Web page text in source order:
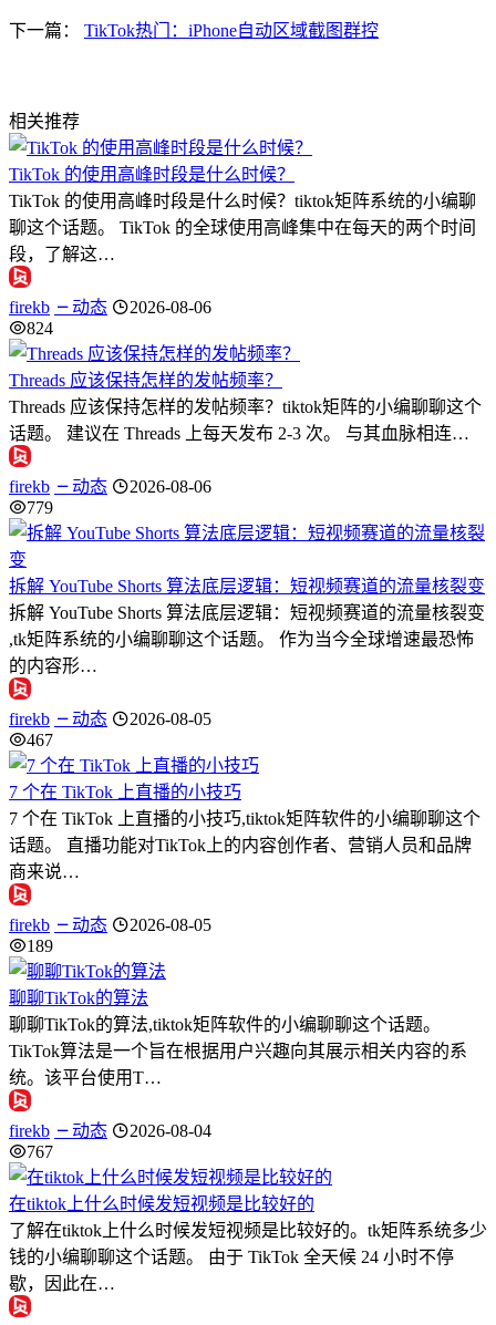
下一篇： TikTok热门：iPhone自动区域截图群控
相关推荐
TikTok 的使用高峰时段是什么时候？
TikTok 的使用高峰时段是什么时候？tiktok矩阵系统的小编聊
聊这个话题。 TikTok 的全球使用高峰集中在每天的两个时间
段，了解这…
firekb 动态
2026-08-06
824
Threads 应该保持怎样的发帖频率？
Threads 应该保持怎样的发帖频率？tiktok矩阵的小编聊聊这个
话题。 建议在 Threads 上每天发布 2-3 次。 与其血脉相连…
firekb 动态
2026-08-06
779
拆解 YouTube Shorts 算法底层逻辑：短视频赛道的流量核裂变
拆解 YouTube Shorts 算法底层逻辑：短视频赛道的流量核裂变
,tk矩阵系统的小编聊聊这个话题。 作为当今全球增速最恐怖
的内容形…
firekb 动态
2026-08-05
467
7 个在 TikTok 上直播的小技巧
7 个在 TikTok 上直播的小技巧,tiktok矩阵软件的小编聊聊这个
话题。 直播功能对TikTok上的内容创作者、营销人员和品牌
商来说…
firekb 动态
2026-08-05
189
聊聊TikTok的算法
聊聊TikTok的算法,tiktok矩阵软件的小编聊聊这个话题。
TikTok算法是一个旨在根据用户兴趣向其展示相关内容的系
统。该平台使用T…
firekb 动态
2026-08-04
767
在tiktok上什么时候发短视频是比较好的
了解在tiktok上什么时候发短视频是比较好的。tk矩阵系统多少
钱的小编聊聊这个话题。 由于 TikTok 全天候 24 小时不停
歇，因此在…